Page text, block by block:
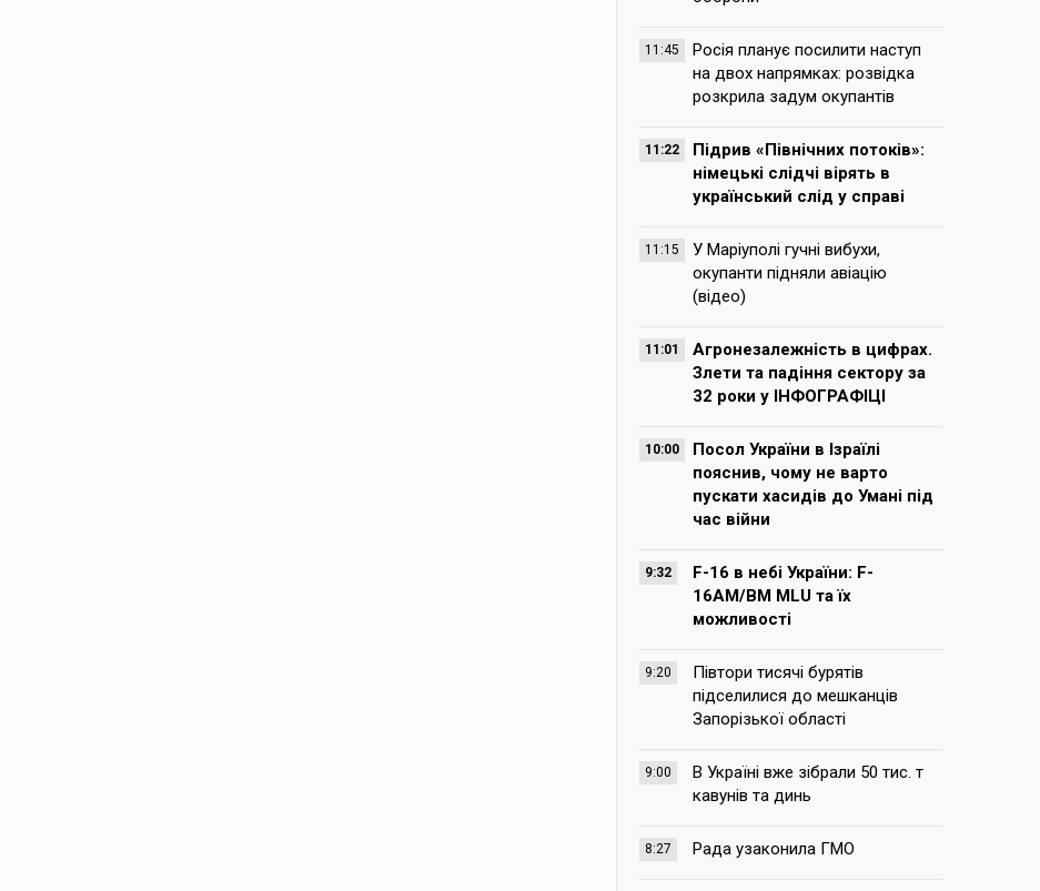
11:45
Росія планує посилити наступ
на двох напрямках: розвідка
розкрила задум окупантів
11:22
Підрив «Північних потоків»:
німецькі слідчі вірять в
український слід у справі
11:15
У Маріуполі гучні вибухи,
окупанти підняли авіацію
(відео)
11:01
Агронезалежність в цифрах.
Злети та падіння сектору за
32 роки у ІНФОГРАФІЦІ
10:00
Посол України в Ізраїлі
пояснив, чому не варто
пускати хасидів до Умані під
час війни
9:32
F-16 в небі України: F-
16AM/BM MLU та їх
можливості
9:20
Півтори тисячі бурятів
підселилися до мешканців
Запорізької області
9:00
В Україні вже зібрали 50 тис. т
кавунів та динь
8:27 Рада узаконила ГМО